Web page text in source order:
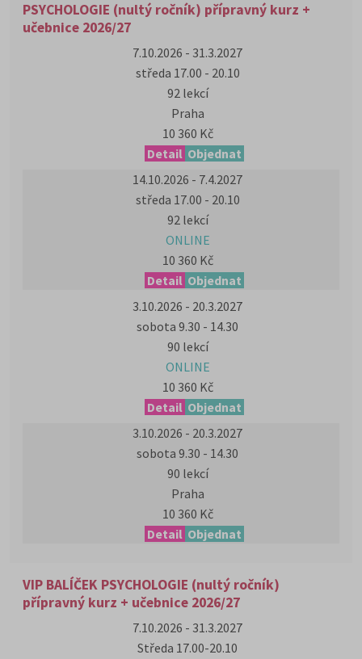
PSYCHOLOGIE (nultý ročník) přípravný kurz +
učebnice 2026/27
7.10.2026 - 31.3.2027
středa 17.00 - 20.10
92 lekcí
Praha
10 360 Kč
Detail Objednat
14.10.2026 - 7.4.2027
středa 17.00 - 20.10
92 lekcí
ONLINE
10 360 Kč
Detail Objednat
3.10.2026 - 20.3.2027
sobota 9.30 - 14.30
90 lekcí
ONLINE
10 360 Kč
Detail Objednat
3.10.2026 - 20.3.2027
sobota 9.30 - 14.30
90 lekcí
Praha
10 360 Kč
Detail Objednat
VIP BALÍČEK PSYCHOLOGIE (nultý ročník)
přípravný kurz + učebnice 2026/27
7.10.2026 - 31.3.2027
Středa 17.00-20.10